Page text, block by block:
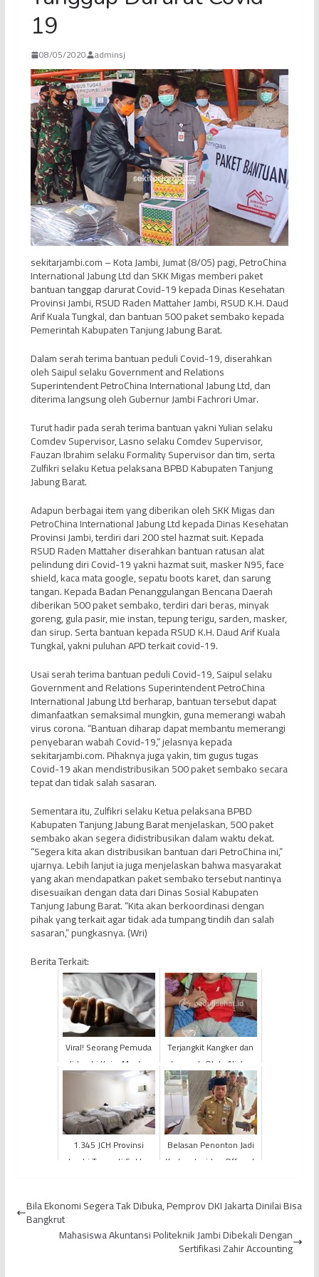
19
08/05/2020 adminsj
sekitarjambi.com – Kota Jambi, Jumat (8/05) pagi, PetroChina
International Jabung Ltd dan SKK Migas memberi paket
bantuan tanggap darurat Covid-19 kepada Dinas Kesehatan
Provinsi Jambi, RSUD Raden Mattaher Jambi, RSUD K.H. Daud
Arif Kuala Tungkal, dan bantuan 500 paket sembako kepada
Pemerintah Kabupaten Tanjung Jabung Barat.
Dalam serah terima bantuan peduli Covid-19, diserahkan
oleh Saipul selaku Government and Relations
Superintendent PetroChina International Jabung Ltd, dan
diterima langsung oleh Gubernur Jambi Fachrori Umar.
Turut hadir pada serah terima bantuan yakni Yulian selaku
Comdev Supervisor, Lasno selaku Comdev Supervisor,
Fauzan Ibrahim selaku Formality Supervisor dan tim, serta
Zulfikri selaku Ketua pelaksana BPBD Kabupaten Tanjung
Jabung Barat.
Adapun berbagai item yang diberikan oleh SKK Migas dan
PetroChina International Jabung Ltd kepada Dinas Kesehatan
Provinsi Jambi, terdiri dari 200 stel hazmat suit. Kepada
RSUD Raden Mattaher diserahkan bantuan ratusan alat
pelindung diri Covid-19 yakni hazmat suit, masker N95, face
shield, kaca mata google, sepatu boots karet, dan sarung
tangan. Kepada Badan Penanggulangan Bencana Daerah
diberikan 500 paket sembako, terdiri dari beras, minyak
goreng, gula pasir, mie instan, tepung terigu, sarden, masker,
dan sirup. Serta bantuan kepada RSUD K.H. Daud Arif Kuala
Tungkal, yakni puluhan APD terkait covid-19.
Usai serah terima bantuan peduli Covid-19, Saipul selaku
Government and Relations Superintendent PetroChina
International Jabung Ltd berharap, bantuan tersebut dapat
dimanfaatkan semaksimal mungkin, guna memerangi wabah
virus corona. “Bantuan diharap dapat membantu memerangi
penyebaran wabah Covid-19,” jelasnya kepada
sekitarjambi.com. Pihaknya juga yakin, tim gugus tugas
Covid-19 akan mendistribusikan 500 paket sembako secara
tepat dan tidak salah sasaran.
Sementara itu, Zulfikri selaku Ketua pelaksana BPBD
Kabupaten Tanjung Jabung Barat menjelaskan, 500 paket
sembako akan segera didistribusikan dalam waktu dekat.
“Segera kita akan distribusikan bantuan dari PetroChina ini,”
ujarnya. Lebih lanjut ia juga menjelaskan bahwa masyarakat
yang akan mendapatkan paket sembako tersebut nantinya
disesuaikan dengan data dari Dinas Sosial Kabupaten
Tanjung Jabung Barat. “Kita akan berkoordinasi dengan
pihak yang terkait agar tidak ada tumpang tindih dan salah
sasaran,” pungkasnya. (Wri)
Berita Terkait:
Viral! Seorang Pemuda
di Jambi Kejar Mantan
Kekasih Hingga Tewas
Terjangkit Kangker dan
Lumpuh Otak, Alisha
Butuh Bantuan Kita
1.345 JCH Provinsi
Jambi Tempati Sektor
Belasan Penonton Jadi
Korban Insiden Offroad,
Bila Ekonomi Segera Tak Dibuka, Pemprov DKI Jakarta Dinilai Bisa
Bangkrut
Mahasiswa Akuntansi Politeknik Jambi Dibekali Dengan
Sertifikasi Zahir Accounting